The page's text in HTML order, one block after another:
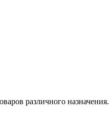
различного назначения.